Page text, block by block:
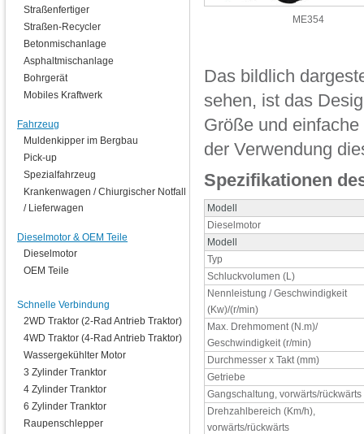
ME354
Das bildlich
sehen, ist das
Größe und
der Verwendung
Spezifikationen
Modell
Dieselmotor
Modell
Typ
Schluckvolumen (L)
Nennleistung / Geschwindigkeit
(Kw)/(r/min)
Max. Drehmoment (N.m)/
Geschwindigkeit (r/min)
Durchmesser x Takt (mm)
Getriebe
Gangschaltung, vorwärts/rückwärts
Drehzahlbereich (Km/h),
vorwärts/rückwärts
Straßenfertiger
Straßen-Recycler
Betonmischanlage
Asphaltmischanlage
Bohrgerät
Mobiles Kraftwerk
Fahrzeug
Muldenkipper im Bergbau
Pick-up
Spezialfahrzeug
Krankenwagen / Chiurgischer Notfall
/ Lieferwagen
Dieselmotor & OEM Teile
Dieselmotor
OEM Teile
Schnelle Verbindung
2WD Traktor (2-Rad Antrieb Traktor)
4WD Traktor (4-Rad Antrieb Traktor)
Wassergekühlter Motor
3 Zylinder Tranktor
4 Zylinder Tranktor
6 Zylinder Tranktor
Raupenschlepper